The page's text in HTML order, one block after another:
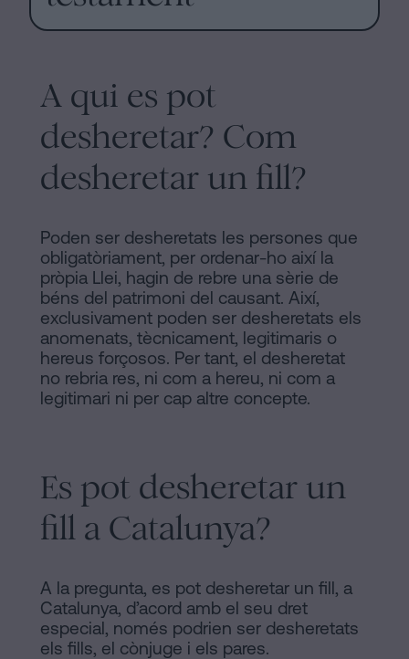
A qui es pot
desheretar? Com
desheretar un fill?
Poden ser desheretats les persones que
obligatòriament, per ordenar-ho així la
pròpia Llei, hagin de rebre una sèrie de
béns del patrimoni del causant. Així,
exclusivament poden ser desheretats els
anomenats, tècnicament, legitimaris o
hereus forçosos. Per tant, el desheretat
no rebria res, ni com a hereu, ni com a
legitimari ni per cap altre concepte.
Es pot desheretar un
fill a Catalunya?
A la pregunta, es pot desheretar un fill, a
Catalunya, d’acord amb el seu dret
especial, només podrien ser desheretats
els fills, el cònjuge i els pares.